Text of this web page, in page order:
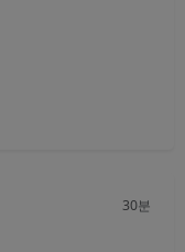
30분